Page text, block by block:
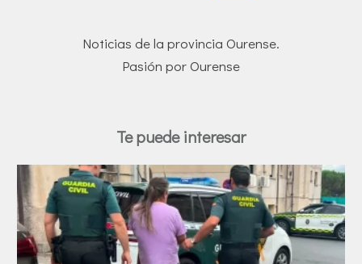
Noticias de la provincia Ourense.
Pasión por Ourense
Te puede interesar